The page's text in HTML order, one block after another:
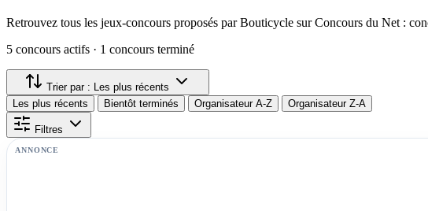
Retrouvez tous les jeux-concours proposés par Bouticycle sur Concours du Net :
5 concours actifs · 1 concours terminé
Trier par :
Les plus récents
Les plus récents
Bientôt terminés Organisateur A-Z Organisateur Z-A
Filtres
ANNONCE